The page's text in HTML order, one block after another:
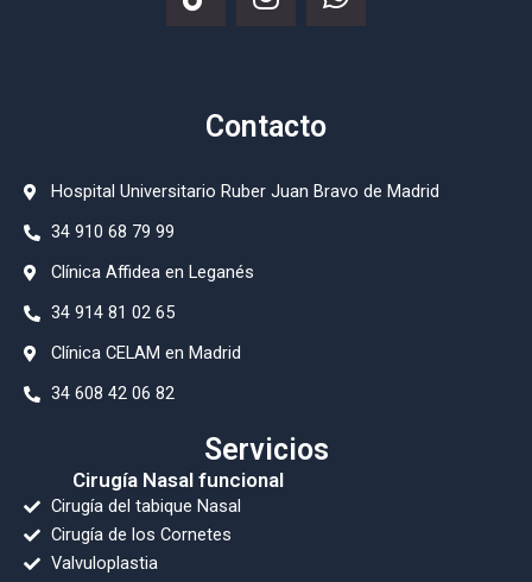
Contacto
Hospital Universitario Ruber Juan Bravo de Madrid
34 910 68 79 99
⁠Clínica Affidea en Leganés
34 914 81 02 65
Clínica CELAM en Madrid
34 608 42 06 82
Servicios
Cirugía Nasal funcional
Cirugía del tabique Nasal
Cirugía de los Cornetes
Valvuloplastia